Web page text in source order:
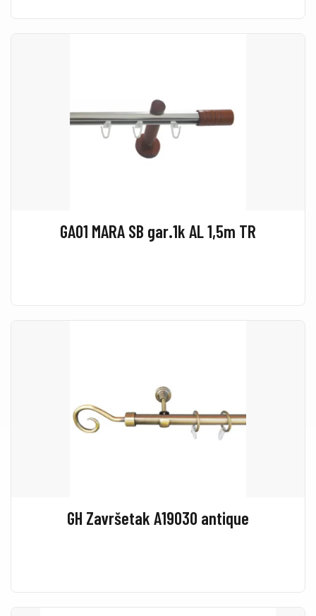
GA01 MARA SB gar.1k AL 1,5m TR
GH Završetak A19030 antique